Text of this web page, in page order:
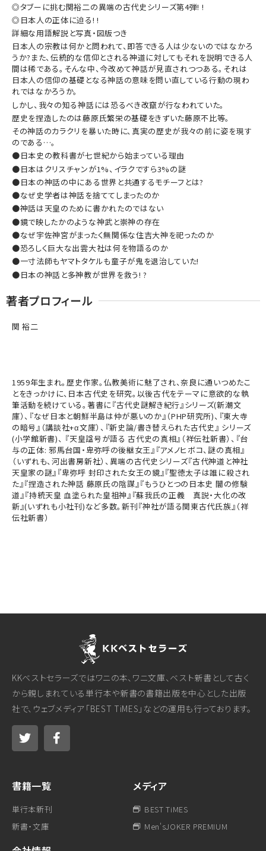
◎タブーに挑む関裕二の異端の古代史シリーズ第4弾! !
◎日本人の正体に迫る! !
詳細な用語解説と写真・図版つき
日本人の宗教は何かと問われて、即答できる人は少ないのではなかろ
うか?また、伝統的な信仰とされる神道に対してもそれを説明できる人
間は稀である。そんな中、今改めて神話が見直されつつある。それは
日本人の信仰の基礎となる神話の意味を問い直している行動の現わ
れではなかろうか。
しかし、我々の知る神話には恐るべき改竄が行なわれていた。
歴史を捏造したのは藤原氏繁栄の基礎をきずいた藤原不比等。
その神話のカラクリを暴いた時に、真実の歴史が我々の前に姿を現す
のである…。
●日本史の教科書が七世紀から始まっている理由
●日本はクリスチャンが1%、イラクですら3%の謎
●日本の神話の中にある世界と共通するモチーフとは?
●なぜ史学者は神話を捨ててしまったのか
●神話は天皇のために書かれたのではない
●鏡で映したかのような神武と崇神の存在
●なぜ宇佐神宮がまったく無関係な住吉大神を祀ったのか
●恐ろしく巨大な出雲大社は何を物語るのか
●一寸法師もヤマトタケルも童子が鬼を退治していた!
●日本の神話と多神教が世界を救う! ?
著者プロフィール
関 裕二
1959年生まれ。歴史作家。仏教美術に魅了され、奈良に通いつめたこ
とをきっかけに、日本古代史を研究。以後古代をテーマに意欲的な執
筆活動を続けている。著書に『古代史謎解き紀行』シリーズ(新潮文
庫）、『なぜ日本と朝鮮半島は仲が悪いのか』（PHP研究所)、『東大寺
の暗号』（講談社+α文庫）、『新史論/書き替えられた古代史』 シリーズ
(小学館新書)、 『天皇諡号が語る 古代史の真相』（祥伝社新書）、『台
与の正体: 邪馬台国・卑弥呼の後継女王』『アメノヒボコ、謎の真相』
（いずれも、河出書房新社）、異端の古代史シリーズ『古代神道と神社
天皇家の謎』『卑弥呼 封印された女王の鏡』『聖徳太子は誰に殺され
た』『捏造された神話 藤原氏の陰謀』『もうひとつの日本史 闇の修験
道』『持統天皇 血塗られた皇祖神』『蘇我氏の正義 真説・大化の改
新』(いずれも小社刊)など多数。新刊『神社が語る関東古代氏族』（祥
伝社新書）
KKベストセラーズではワニの本、ワニ文庫、ベスト新書として古く
から親しまれている単行本や新書の書籍出版を中心とした出版
社で、ウェブメディア「BEST TiMES」などの運用も行っております。
書籍一覧
単行本新刊
新書・文庫
メディア
BEST TiMES
Men'sJOKER PREMIUM